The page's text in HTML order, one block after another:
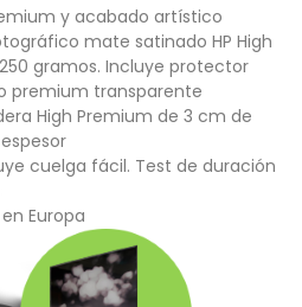
y acabado artístico
mate satinado HP High
gramos. Incluye protector
premium transparente
High Premium de 3 cm de
cuelga fácil. Test de duración
Europa